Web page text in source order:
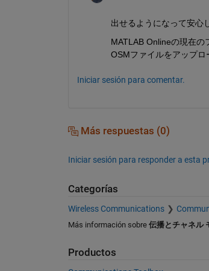
出せるようになって安心
MATLAB Onlineの現在
OSMファイルをアップロ
Iniciar sesión para comentar.
Más respuestas (0)
Iniciar sesión para responder a esta
Categorías
Wireless Communications
Más información sobre 伝播とチャネル
Productos